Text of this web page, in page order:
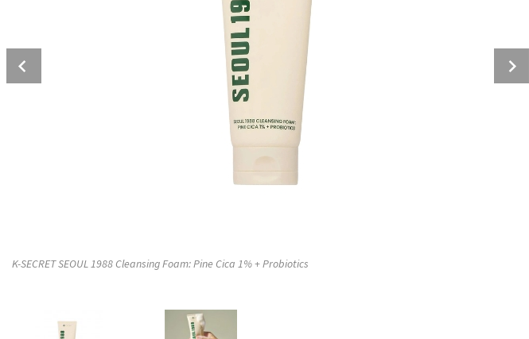
K-SECRET SEOUL 1988 Cleansing Foam: Pine Cica 1% + Probiotics